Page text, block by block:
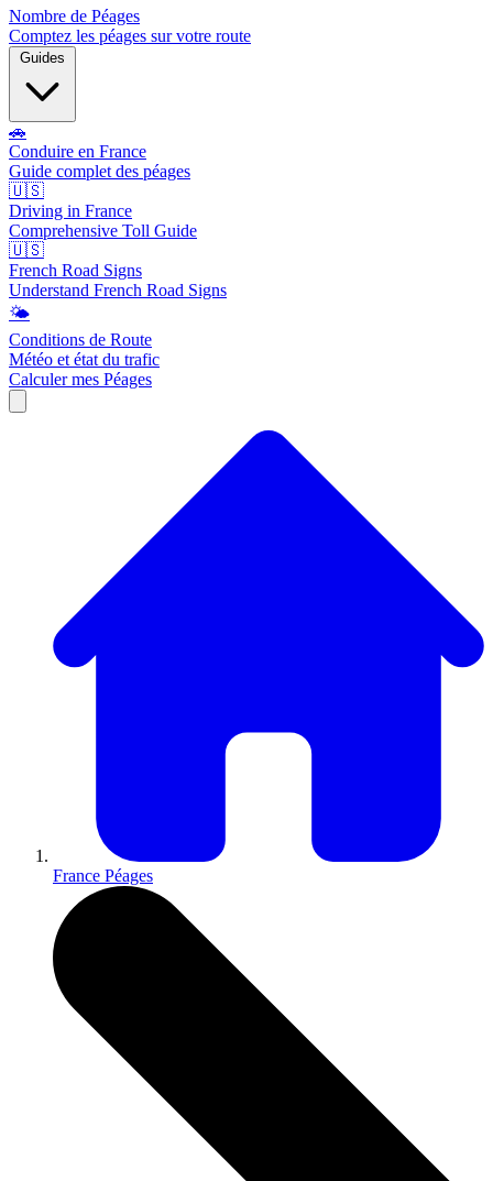
Nombre de Péages
Comptez les péages sur votre route
Guides
🚗
Conduire en France
Guide complet des péages
🇺🇸
Driving in France
Comprehensive Toll Guide
🇺🇸
French Road Signs
Understand French Road Signs
🌤️
Conditions de Route
Météo et état du trafic
Calculer mes Péages
France Péages